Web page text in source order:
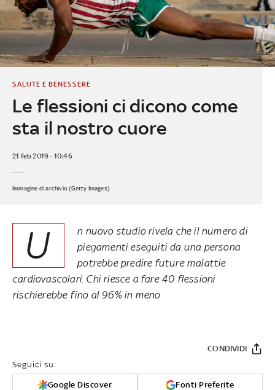
Le flessioni ci dicono come
sta il nostro cuore
SALUTE E BENESSERE
21 feb 2019 - 10:46
Immagine di archivio (Getty Images)
U
n nuovo studio rivela che il numero di
piegamenti eseguiti da una persona
potrebbe predire future malattie
cardiovascolari. Chi riesce a fare 40 flessioni
rischierebbe fino al 96% in meno
Seguici su:
Google Discover Fonti Preferite
CONDIVIDI